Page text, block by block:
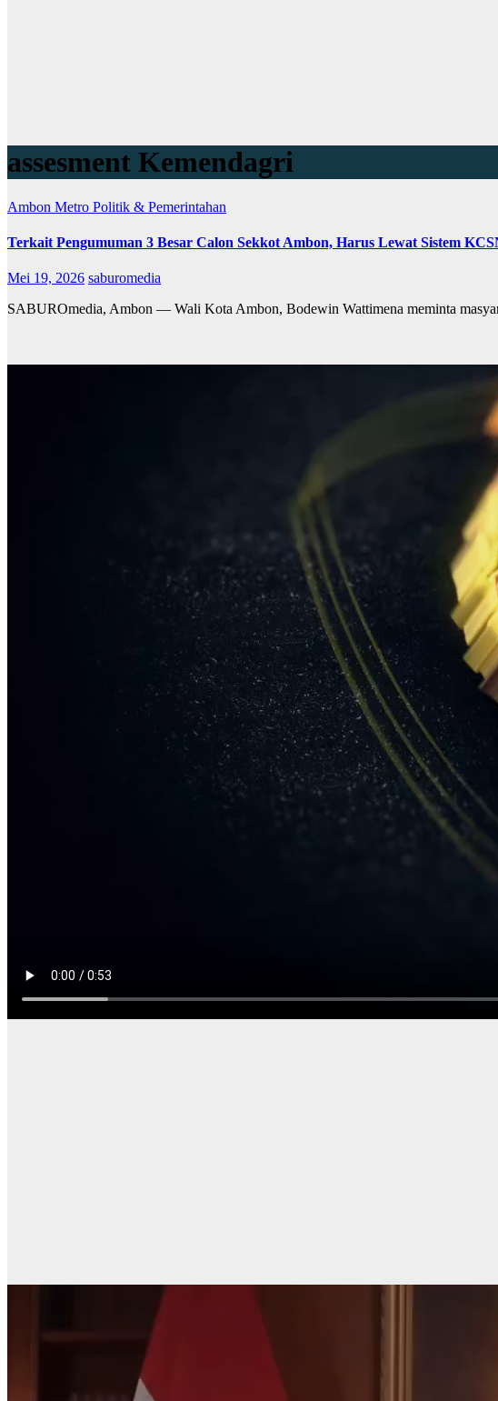
assesment Kemendagri
Ambon Metro Politik & Pemerintahan
Terkait Pengumuman 3 Besar Calon Sekkot Ambon, Harus Lewat Sistem
Mei 19, 2026 saburomedia
SABUROmedia, Ambon — Wali Kota Ambon, Bodewin Wattimena meminta